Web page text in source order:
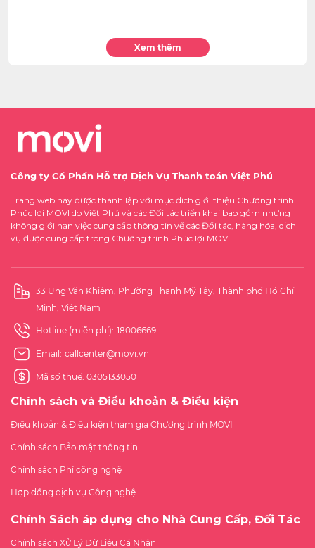
Xem thêm
Công ty Cổ Phần Hỗ trợ Dịch Vụ Thanh toán Việt Phú
Trang web này được thành lập với mục đích giới thiệu Chương trình
Phúc lợi MOVI do Việt Phú và các Đối tác triển khai bao gồm nhưng
không giới hạn việc cung cấp thông tin về các Đối tác, hàng hóa, dịch
vụ được cung cấp trong Chương trình Phúc lợi MOVI.
33 Ung Văn Khiêm, Phường Thạnh Mỹ Tây, Thành phố Hồ Chí
Minh, Việt Nam
Hotline (miễn phí): 18006669
Email: callcenter@movi.vn
Mã số thuế: 0305133050
Chính sách và Điều khoản & Điều kiện
Điều khoản & Điều kiện tham gia Chương trình MOVI
Chính sách Bảo mật thông tin
Chính sách Phí công nghệ
Hợp đồng dịch vụ Công nghệ
Chính Sách áp dụng cho Nhà Cung Cấp, Đối Tác
Chính sách Xử Lý Dữ Liệu Cá Nhân